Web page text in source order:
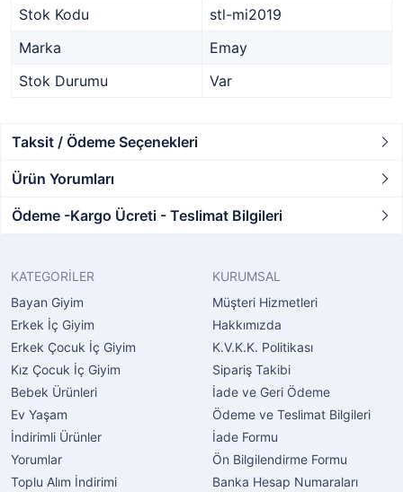
Stok Kodu
stl-mi2019
Marka
Emay
Stok Durumu
Var
Taksit / Ödeme Seçenekleri
Ürün Yorumları
Ödeme -Kargo Ücreti - Teslimat Bilgileri
KATEGORİLER
Bayan Giyim
Erkek İç Giyim
Erkek Çocuk İç Giyim
Kız Çocuk İç Giyim
Bebek Ürünleri
Ev Yaşam
İndirimli Ürünler
Yorumlar
Toplu Alım İndirimi
KURUMSAL
Müşteri Hizmetleri
Hakkımızda
K.V.K.K. Politikası
Sipariş Takibi
İade ve Geri Ödeme
Ödeme ve Teslimat Bilgileri
İade Formu
Ön Bilgilendirme Formu
Banka Hesap Numaraları